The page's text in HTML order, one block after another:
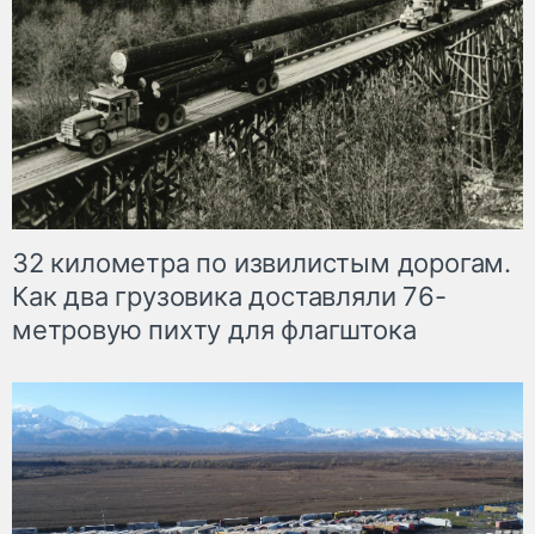
32 километра по извилистым дорогам.
Как два грузовика доставляли 76-
метровую пихту для флагштока